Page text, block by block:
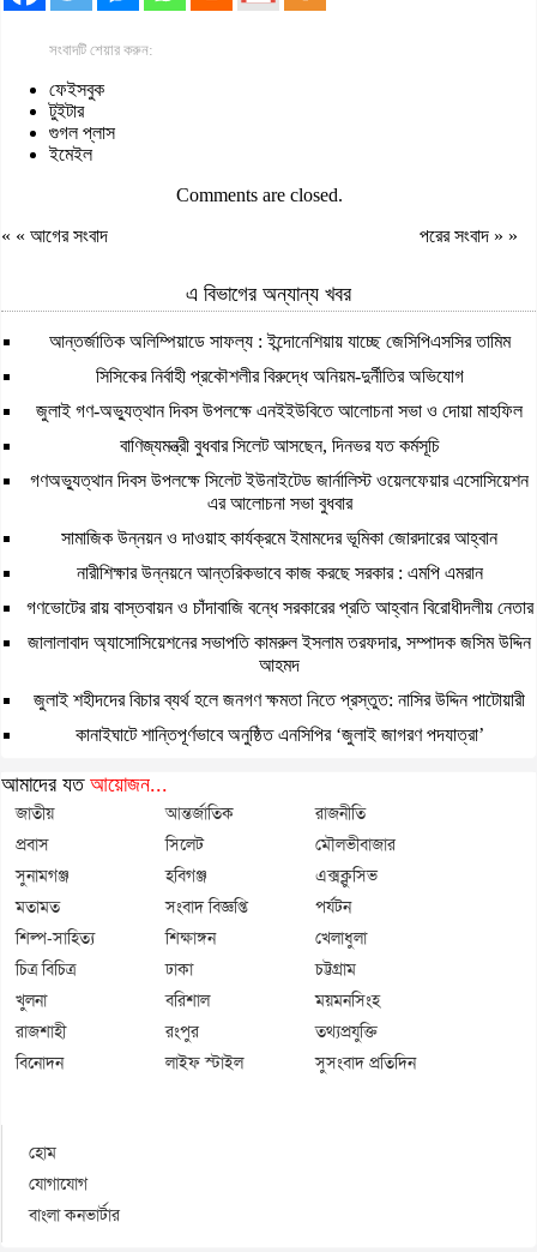
সংবাদটি শেয়ার করুন:
ফেইসবুক
টুইটার
গুগল প্লাস
ইমেইল
Comments are closed.
« « আগের সংবাদ পরের সংবাদ » »
এ বিভাগের অন্যান্য খবর
আন্তর্জাতিক অলিম্পিয়াডে সাফল্য : ইন্দোনেশিয়ায় যাচ্ছে জেসিপিএসসির তামিম
সিসিকের নির্বাহী প্রকৌশলীর বিরুদ্ধে অনিয়ম-দুর্নীতির অভিযোগ
জুলাই গণ-অভ্যুত্থান দিবস উপলক্ষে এনইইউবিতে আলোচনা সভা ও দোয়া মাহফিল
বাণিজ্যমন্ত্রী বুধবার সিলেট আসছেন, দিনভর যত কর্মসূচি
গণঅভ্যুত্থান দিবস উপলক্ষে সিলেট ইউনাইটেড জার্নালিস্ট ওয়েলফেয়ার এসোসিয়েশন
এর আলোচনা সভা বুধবার
সামাজিক উন্নয়ন ও দাওয়াহ কার্যক্রমে ইমামদের ভূমিকা জোরদারের আহ্বান
নারীশিক্ষার উন্নয়নে আন্তরিকভাবে কাজ করছে সরকার : এমপি এমরান
গণভোটের রায় বাস্তবায়ন ও চাঁদাবাজি বন্ধে সরকারের প্রতি আহ্বান বিরোধীদলীয় নেতার
জালালাবাদ অ্যাসোসিয়েশনের সভাপতি কামরুল ইসলাম তরফদার, সম্পাদক জসিম উদ্দিন
আহমদ
জুলাই শহীদদের বিচার ব্যর্থ হলে জনগণ ক্ষমতা নিতে প্রস্তুত: নাসির উদ্দিন পাটোয়ারী
কানাইঘাটে শান্তিপূর্ণভাবে অনুষ্ঠিত এনসিপির ‘জুলাই জাগরণ পদযাত্রা’
আমাদের যত আয়োজন...
জাতীয় আন্তর্জাতিক
রাজনীতি
প্রবাস
সিলেট
মৌলভীবাজার
সুনামগঞ্জ
হবিগঞ্জ
এক্সক্লুসিভ
মতামত
সংবাদ বিজ্ঞপ্তি
পর্যটন
শিল্প-সাহিত্য
শিক্ষাঙ্গন
খেলাধুলা
চিত্র বিচিত্র
ঢাকা
চট্টগ্রাম
খুলনা
বরিশাল
ময়মনসিংহ
রাজশাহী
রংপুর
তথ্যপ্রযুক্তি
বিনোদন
লাইফ স্টাইল সুসংবাদ প্রতিদিন
হোম
যোগাযোগ
বাংলা কনভার্টার